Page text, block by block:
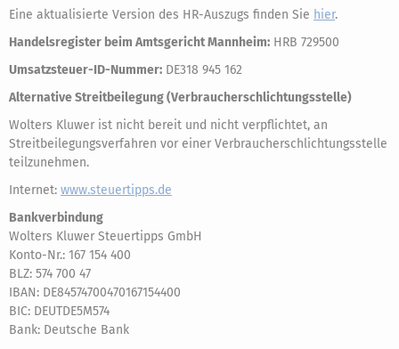
Eine aktualisierte Version des HR-Auszugs finden Sie hier.
Handelsregister beim Amtsgericht Mannheim: HRB 729500
Umsatzsteuer-ID-Nummer: DE318 945 162
Alternative Streitbeilegung (Verbraucherschlichtungsstelle)
Wolters Kluwer ist nicht bereit und nicht verpflichtet, an
Streitbeilegungsverfahren vor einer Verbraucherschlichtungsstelle
teilzunehmen.
Internet: www.steuertipps.de
Bankverbindung
Wolters Kluwer Steuertipps GmbH
Konto-Nr.: 167 154 400
BLZ: 574 700 47
IBAN: DE84574700470167154400
BIC: DEUTDE5M574
Bank: Deutsche Bank